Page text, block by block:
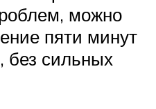
можно
пяти минут
без сильных